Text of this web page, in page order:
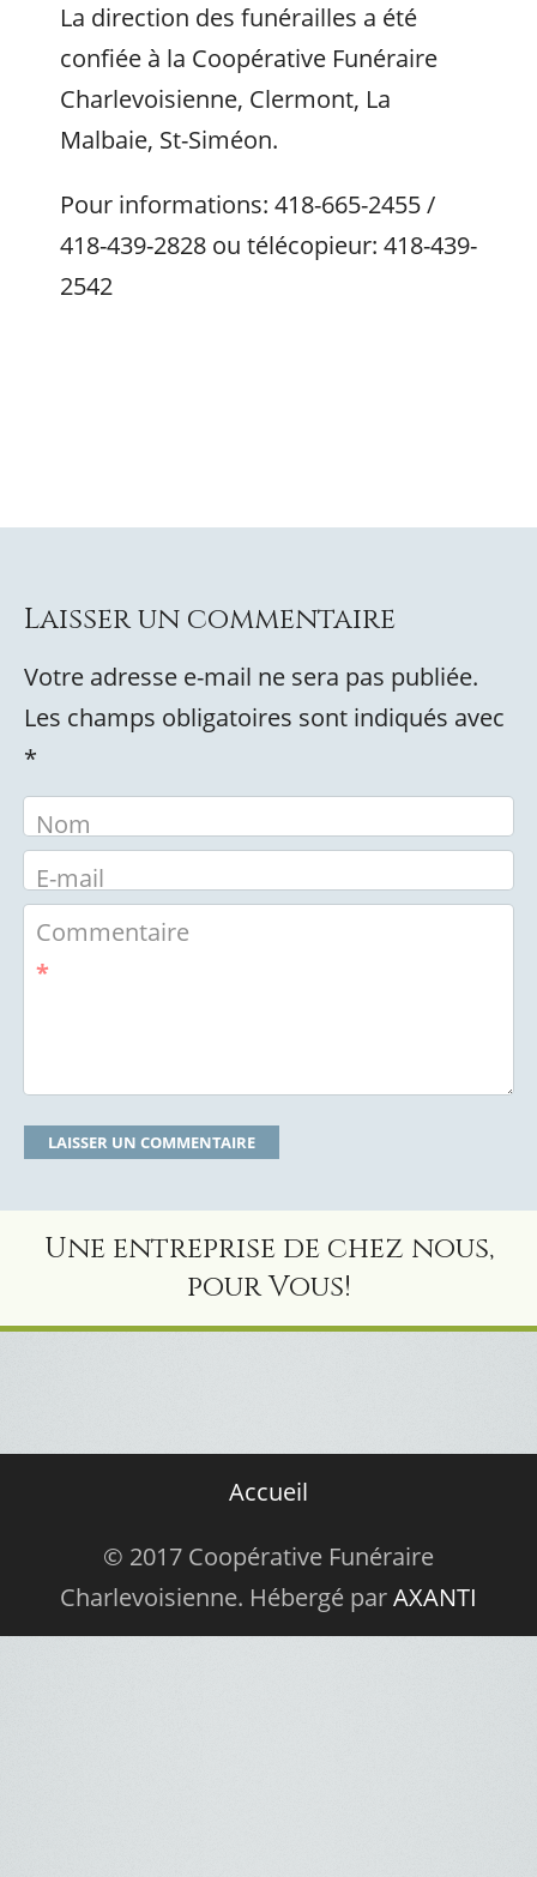
La direction des funérailles a été
confiée à la Coopérative Funéraire
Charlevoisienne, Clermont, La
Malbaie, St-Siméon.
Pour informations: 418-665-2455 /
418-439-2828 ou télécopieur: 418-439-
2542
Laisser un commentaire
Votre adresse e-mail ne sera pas publiée.
Les champs obligatoires sont indiqués avec
*
Nom
E-mail
Commentaire
*
Une entreprise de chez nous,
pour Vous!
Accueil
© 2017 Coopérative Funéraire
Charlevoisienne. Hébergé parAXANTI